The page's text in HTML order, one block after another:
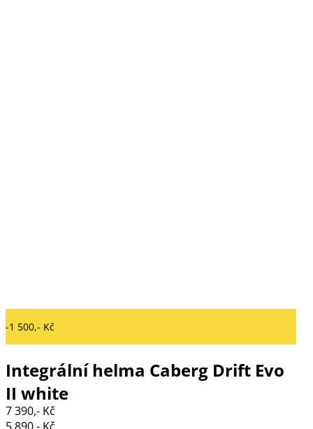
-1 500,- Kč
Integrální helma Caberg Drift Evo
II white
7 390,- Kč
5 890,- Kč